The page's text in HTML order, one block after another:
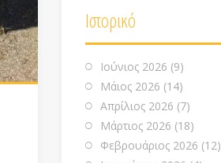
Ιστορικό
Ιούνιος 2026 (9)
Μάιος 2026 (14)
Απρίλιος 2026 (7)
Μάρτιος 2026 (18)
Φεβρουάριος 2026 (12)